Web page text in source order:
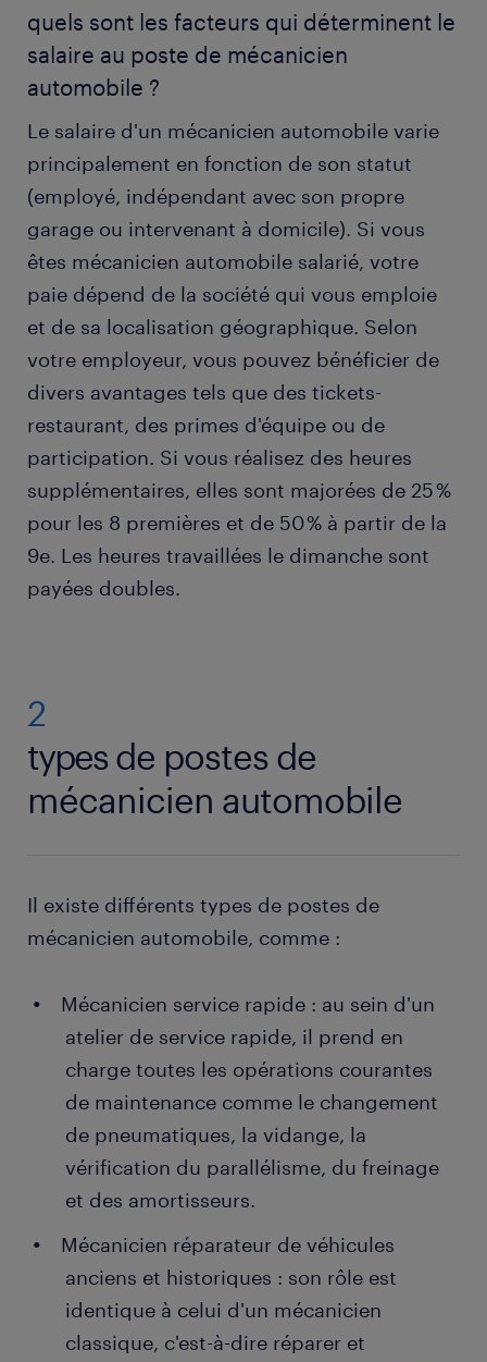
quels sont les facteurs qui déterminent le
salaire au poste de mécanicien
automobile ?
Le salaire d'un mécanicien automobile varie
principalement en fonction de son statut
(employé, indépendant avec son propre
garage ou intervenant à domicile). Si vous
êtes mécanicien automobile salarié, votre
paie dépend de la société qui vous emploie
et de sa localisation géographique. Selon
votre employeur, vous pouvez bénéficier de
divers avantages tels que des tickets-
restaurant, des primes d'équipe ou de
participation. Si vous réalisez des heures
supplémentaires, elles sont majorées de 25 %
pour les 8 premières et de 50 % à partir de la
9e. Les heures travaillées le dimanche sont
payées doubles.
2
types de postes de
mécanicien automobile
Il existe différents types de postes de
mécanicien automobile, comme :
Mécanicien service rapide : au sein d'un
atelier de service rapide, il prend en
charge toutes les opérations courantes
de maintenance comme le changement
de pneumatiques, la vidange, la
vérification du parallélisme, du freinage
et des amortisseurs.
Mécanicien réparateur de véhicules
anciens et historiques : son rôle est
identique à celui d'un mécanicien
classique, c'est-à-dire réparer et